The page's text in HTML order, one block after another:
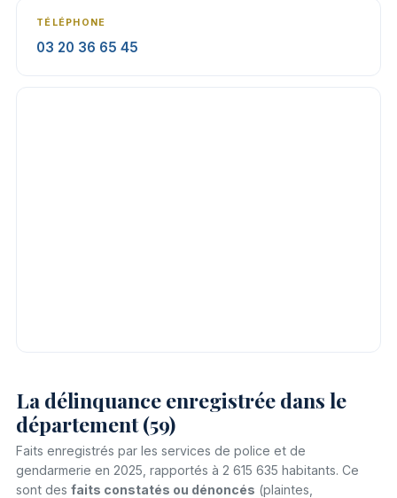
TÉLÉPHONE
03 20 36 65 45
La délinquance enregistrée dans le
département (59)
Faits enregistrés par les services de police et de
gendarmerie en 2025, rapportés à 2 615 635 habitants. Ce
sont des faits constatés ou dénoncés (plaintes,